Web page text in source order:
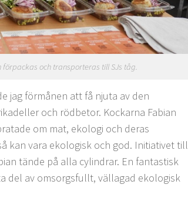
och transporteras till SJs tåg.
jag förmånen att få njuta av den
och rödbetor. Kockarna Fabian
om mat, ekologi och deras
kan vara ekologisk och god. Initiativet till
tände på alla cylindrar. En fantastisk
del av omsorgsfullt, vällagad ekologisk